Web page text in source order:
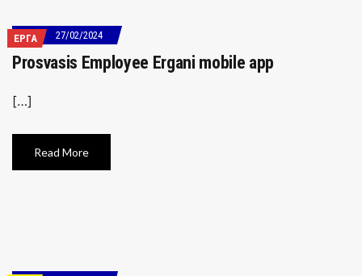
ΕΡΓΑ 27/02/2024
Prosvasis Employee Ergani mobile app
[…]
Read More